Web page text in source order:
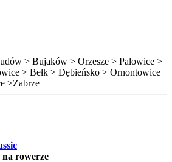
> Bujaków > Orzesze > Palowice >
> Bełk > Dębieńsko > Ornontowice
>Zabrze
na rowerze